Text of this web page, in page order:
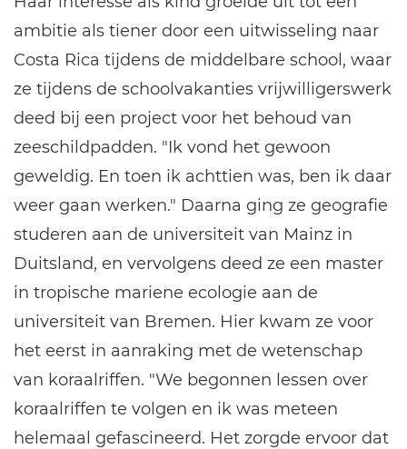
ambitie als tiener door een uitwisseling naar
Costa Rica tijdens de middelbare school, waar
ze tijdens de schoolvakanties vrijwilligerswerk
deed bij een project voor het behoud van
zeeschildpadden. "Ik vond het gewoon
geweldig. En toen ik achttien was, ben ik daar
weer gaan werken." Daarna ging ze geografie
studeren aan de universiteit van Mainz in
Duitsland, en vervolgens deed ze een master
in tropische mariene ecologie aan de
universiteit van Bremen. Hier kwam ze voor
het eerst in aanraking met de wetenschap
van koraalriffen. "We begonnen lessen over
koraalriffen te volgen en ik was meteen
helemaal gefascineerd. Het zorgde ervoor dat